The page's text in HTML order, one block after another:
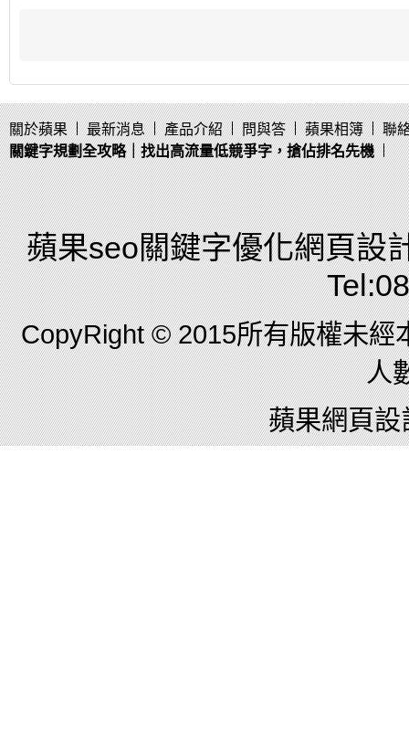
關於蘋果 最新消息 產品介紹 問與答 蘋果相簿
聯
關鍵字規劃全攻略｜找出高流量低競爭字，搶佔排名先機
蘋果seo關鍵字優化網頁設
CopyRight © 2015所有版權未經
人
蘋果網頁